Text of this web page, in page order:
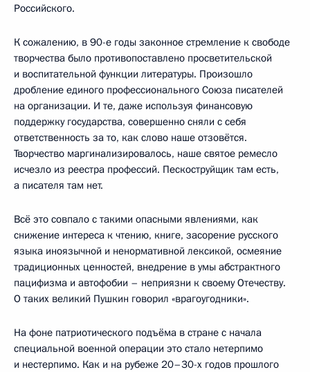
Российского.
К сожалению, в 90-е годы законное стремление к свободе
творчества было противопоставлено просветительской
и воспитательной функции литературы. Произошло
дробление единого профессионального Союза писателей
на организации. И те, даже используя финансовую
поддержку государства, совершенно сняли с себя
ответственность за то, как слово наше отзовётся.
Творчество маргинализировалось, наше святое ремесло
исчезло из реестра профессий. Пескоструйщик там есть,
а писателя там нет.
Всё это совпало с такими опасными явлениями, как
снижение интереса к чтению, книге, засорение русского
языка иноязычной и ненормативной лексикой, осмеяние
традиционных ценностей, внедрение в умы абстрактного
пацифизма и автофобии – неприязни к своему Отечеству.
О таких великий Пушкин говорил «врагоугодники».
На фоне патриотического подъёма в стране с начала
специальной военной операции это стало нетерпимо
и нестерпимо. Как и на рубеже 20–30-х годов прошлого